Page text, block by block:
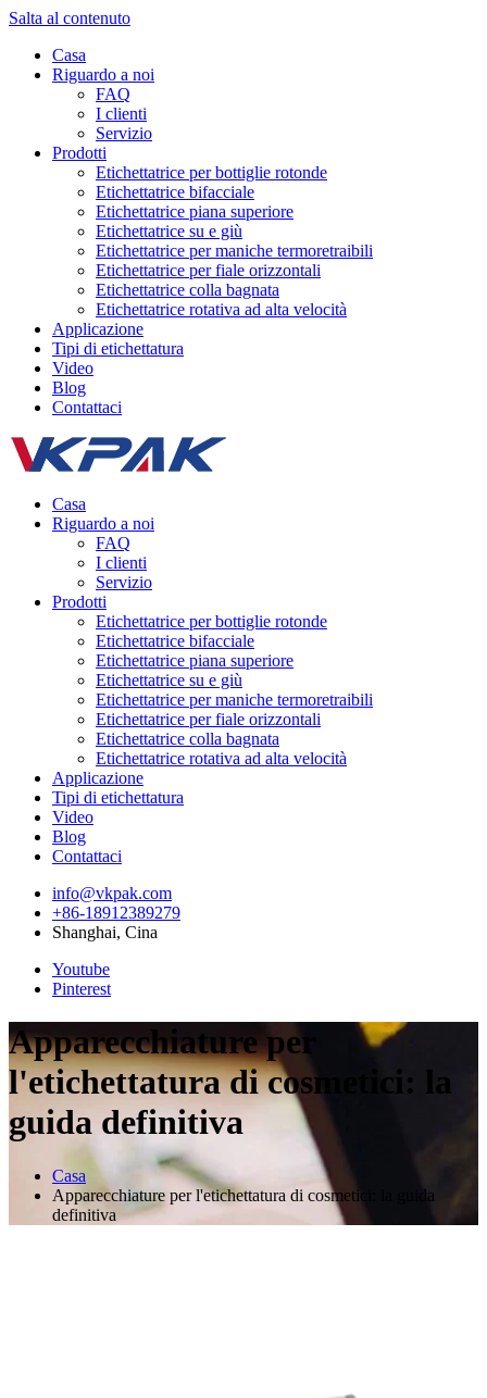
Salta al contenuto
Casa
Riguardo a noi
FAQ
I clienti
Servizio
Prodotti
Etichettatrice per bottiglie rotonde
Etichettatrice bifacciale
Etichettatrice piana superiore
Etichettatrice su e giù
Etichettatrice per maniche termoretraibili
Etichettatrice per fiale orizzontali
Etichettatrice colla bagnata
Etichettatrice rotativa ad alta velocità
Applicazione
Tipi di etichettatura
Video
Blog
Contattaci
Casa
Riguardo a noi
FAQ
I clienti
Servizio
Prodotti
Etichettatrice per bottiglie rotonde
Etichettatrice bifacciale
Etichettatrice piana superiore
Etichettatrice su e giù
Etichettatrice per maniche termoretraibili
Etichettatrice per fiale orizzontali
Etichettatrice colla bagnata
Etichettatrice rotativa ad alta velocità
Applicazione
Tipi di etichettatura
Video
Blog
Contattaci
info@vkpak.com
+86-18912389279
Shanghai, Cina
Youtube
Pinterest
Apparecchiature per
l'etichettatura di cosmetici: la
guida definitiva
Casa
Apparecchiature per l'etichettatura di cosmetici: la guida
definitiva